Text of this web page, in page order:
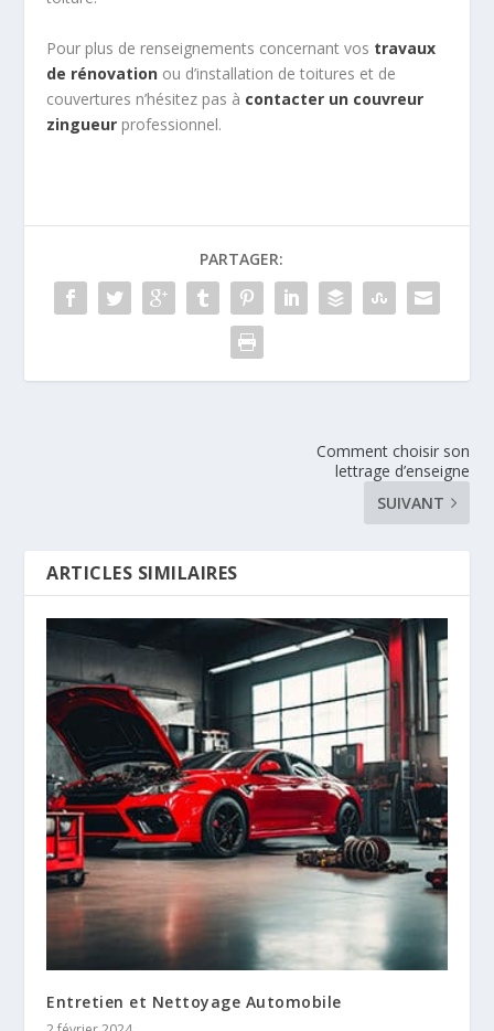
Pour plus de renseignements concernant vos travaux
de rénovation ou d’installation de toitures et de
couvertures n’hésitez pas à contacter un couvreur
zingueur professionnel.
PARTAGER:
Comment choisir son
lettrage d’enseigne
SUIVANT
ARTICLES SIMILAIRES
Entretien et Nettoyage Automobile